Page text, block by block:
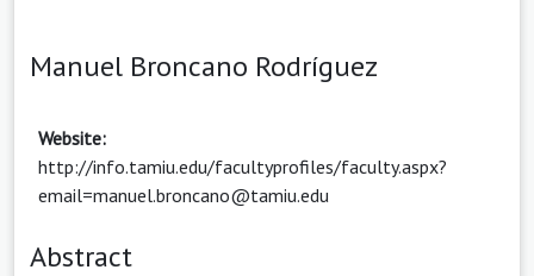
Manuel Broncano Rodríguez
Website:
http://info.tamiu.edu/facultyprofiles/faculty.aspx?
email=manuel.broncano@tamiu.edu
Abstract